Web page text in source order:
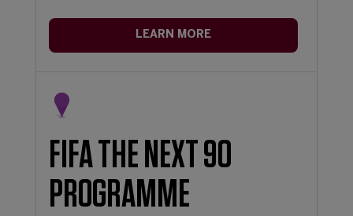
LEARN MORE
FIFA THE NEXT 90
PROGRAMME